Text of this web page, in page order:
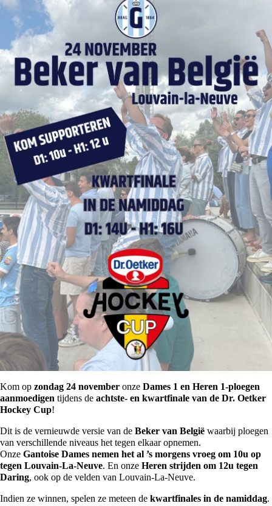
Kom op zondag 24 november onze Dames 1 en Heren 1-ploegen
aanmoedigen tijdens de achtste- en kwartfinale van de Dr. Oetker
Hockey Cup!
Dit is de vernieuwde versie van de Beker van België waarbij ploegen
van verschillende niveaus het tegen elkaar opnemen.
Onze Gantoise Dames nemen het al ’s morgens vroeg om 10u op
tegen Louvain-La-Neuve. En onze Heren strijden om 12u tegen
Daring, ook op de velden van Louvain-La-Neuve.
Indien ze winnen, spelen ze meteen de kwartfinales in de namiddag.